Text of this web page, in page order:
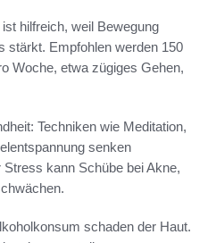
hilfreich, weil Bewegung
stärkt. Empfohlen werden 150
Woche, etwa zügiges Gehen,
Techniken wie Meditation,
senken
kann Schübe bei Akne,
schaden der Haut.